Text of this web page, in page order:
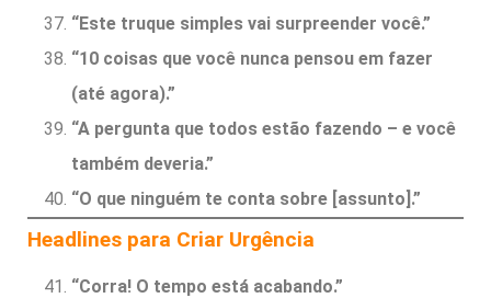
“Este truque simples vai surpreender você.”
“10 coisas que você nunca pensou em fazer
(até agora).”
“A pergunta que todos estão fazendo – e você
também deveria.”
“O que ninguém te conta sobre [assunto].”
Headlines para Criar Urgência
“Corra! O tempo está acabando.”